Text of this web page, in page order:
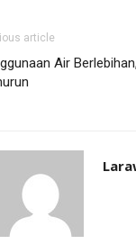
article
Air